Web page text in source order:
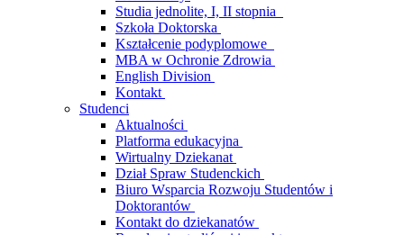
Studia jednolite, I, II stopnia
Szkoła Doktorska
Kształcenie podyplomowe
MBA w Ochronie Zdrowia
English Division
Kontakt
Studenci
Aktualności
Platforma edukacyjna
Wirtualny Dziekanat
Dział Spraw Studenckich
Biuro Wsparcia Rozwoju Studentów i
Doktorantów
Kontakt do dziekanatów